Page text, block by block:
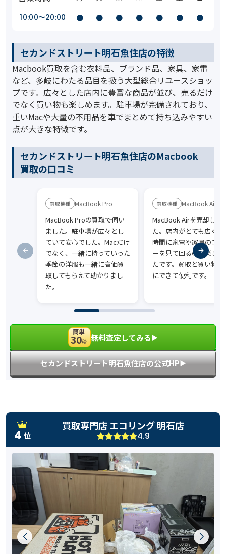
10:00〜20:00
● ● ● ● ● ● ●
セカンドストリート明石魚住店の特徴
Macbook買取を含む衣料品、ブランド品、家具、家電
など、多岐にわたる品目を扱う大型総合リユースショッ
プです。広々とした店内に豊富な商品が並び、売るだけ
でなく買い物も楽しめます。駐車場が完備されており、
重いMacや大量の不用品を車でまとめて持ち込みやすい
点が大きな特徴です。
セカンドストリート明石魚住店のMacbook
買取の口コミ
MacBook Pro
MacBook Proの買取で伺い
ました。駐車場が広々とし
ていて安心でした。Macだけ
でなく、一緒に持っていった
季節の洋服も一緒に高価買
取してもらえて助かりまし
た。
MacBook Air
MacBook Airを売却しま
た。店内がとても広く、
時間に家電や家具のコ
ーを見て回るのが楽し
たです。買取と買い物が
にできて便利です。
簡単
30秒 無料査定してみる▶︎
セカンドストリート明石魚住店の公式HP▶︎
4 位
買取専門店 エコリング 明石店
4.9